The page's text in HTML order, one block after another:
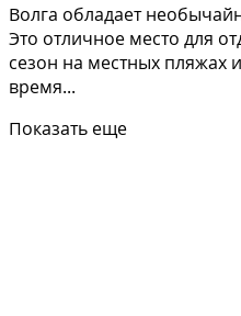
Волга обладает
Это отличное место для
сезон на местных
время...
Показать еще